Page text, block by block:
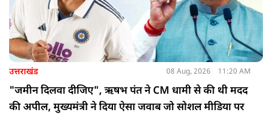
उत्तराखंड 08 Aug, 2026 11:20 AM
"जमीन दिलवा दीजिए", ऋषभ पंत ने CM धामी से की थी मदद
की अपील, मुख्यमंत्री ने दिया ऐसा जवाब जो सोशल मीडिया पर